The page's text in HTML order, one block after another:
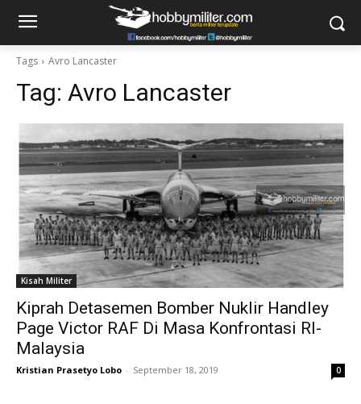
Tags Avro Lancaster
Tag: Avro Lancaster
Kisah Militer
Kiprah Detasemen Bomber Nuklir Handley
Page Victor RAF Di Masa Konfrontasi RI-
Malaysia
Kristian Prasetyo Lobo - September 18, 2019 0